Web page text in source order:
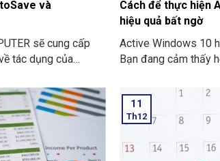
và
sẽ cung cấp
tác dụng của
Cách để thực hiện
hiệu quả bất ngờ
Active Windows 10
Bạn đang cảm thấy
“Active Windows”.
chán nản với việc
thử. Ở bài viết này,
thực hiện Active
11
Th12